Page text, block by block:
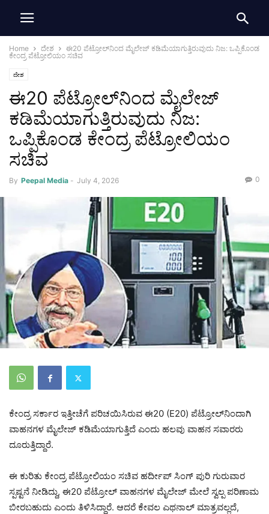
Home ದೇಶ
ಈ20 ಪೆಟ್ರೋಲ್‌ನಿಂದ ಮೈಲೇಜ್ ಕಡಿಮೆಯಾಗುತ್ತಿರುವುದು ನಿಜ: ಒಪ್ಪಿಕೊಂಡ
ಕೇಂದ್ರ ಪೆಟ್ರೋಲಿಯಂ ಸಚಿವ
ದೇಶ
ಈ20 ಪೆಟ್ರೋಲ್‌ನಿಂದ ಮೈಲೇಜ್
ಕಡಿಮೆಯಾಗುತ್ತಿರುವುದು ನಿಜ:
ಒಪ್ಪಿಕೊಂಡ ಕೇಂದ್ರ ಪೆಟ್ರೋಲಿಯಂ
ಸಚಿವ
By Peepal Media - July 4, 2026 0
ಕೇಂದ್ರ ಸರ್ಕಾರ ಇತ್ತೀಚೆಗೆ ಪರಿಚಯಿಸಿರುವ ಈ20 (E20) ಪೆಟ್ರೋಲ್‌ನಿಂದಾಗಿ
ವಾಹನಗಳ ಮೈಲೇಜ್ ಕಡಿಮೆಯಾಗುತ್ತಿದೆ ಎಂದು ಹಲವು ವಾಹನ ಸವಾರರು
ದೂರುತ್ತಿದ್ದಾರೆ.
ಈ ಕುರಿತು ಕೇಂದ್ರ ಪೆಟ್ರೋಲಿಯಂ ಸಚಿವ ಹರ್ದೀಪ್ ಸಿಂಗ್ ಪುರಿ ಗುರುವಾರ
ಸ್ಪಷ್ಟನೆ ನೀಡಿದ್ದು, ಈ20 ಪೆಟ್ರೋಲ್ ವಾಹನಗಳ ಮೈಲೇಜ್ ಮೇಲೆ ಸ್ವಲ್ಪ ಪರಿಣಾಮ
ಬೀರಬಹುದು ಎಂದು ತಿಳಿಸಿದ್ದಾರೆ. ಆದರೆ ಕೇವಲ ಎಥನಾಲ್ ಮಾತ್ರವಲ್ಲದೆ,